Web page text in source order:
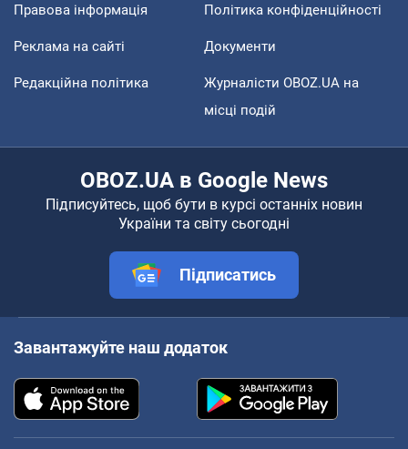
Правова інформація Політика конфіденційності
Реклама на сайті Документи
Редакційна політика
Журналісти OBOZ.UA на
місці подій
OBOZ.UA в Google News
Підписуйтесь, щоб бути в курсі останніх новин
України та світу сьогодні
Підписатись
Завантажуйте наш додаток